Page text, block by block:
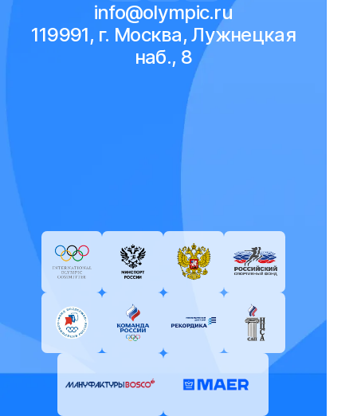
info@olympic.ru
119991, г. Москва, Лужнецкая
наб., 8